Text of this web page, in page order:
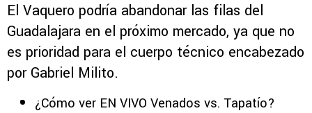
El Vaquero podría abandonar las filas del
Guadalajara en el próximo mercado, ya que no
es prioridad para el cuerpo técnico encabezado
por Gabriel Milito.
¿Cómo ver EN VIVO Venados vs. Tapatío?